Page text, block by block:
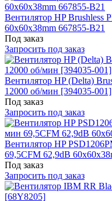
Вентилятор HP Brushless
60x60x38mm 667855-B21
Под заказ
Запросить под заказ
Вентилятор HP (Delta)
12000 об/мин [394035-001]
Под заказ
Запросить под заказ
Вентилятор HP
69,5CFM 62,9dB
Под заказ
Запросить под заказ